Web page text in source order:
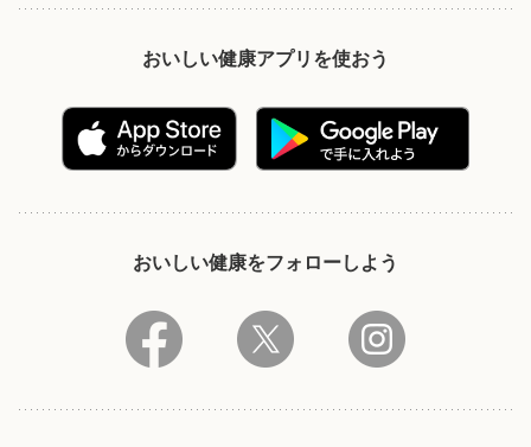
おいしい健康アプリを使おう
おいしい健康をフォローしよう